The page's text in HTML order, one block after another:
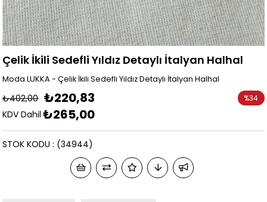
Çelik İkili Sedefli Yıldız Detaylı İtalyan Halhal
Moda LUKKA - Çelik İkili Sedefli Yıldız Detaylı İtalyan Halhal
₺402,00 ₺220,83
KDV Dahil ₺265,00
%34
(34944)
STOK KODU